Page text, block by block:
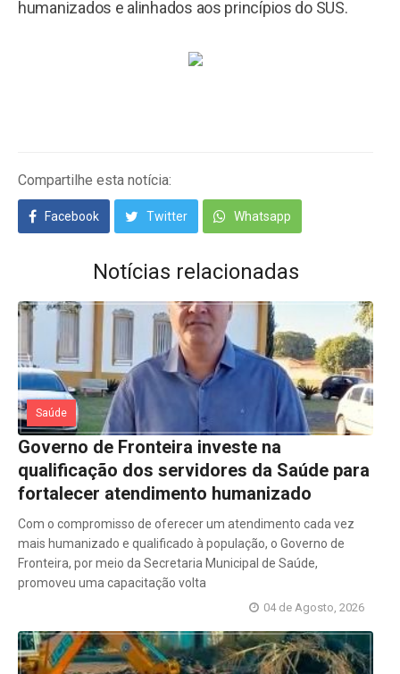
humanizados e alinhados aos princípios do SUS.
Compartilhe esta notícia:
Facebook Twitter Whatsapp
Notícias relacionadas
Saúde
Governo de Fronteira investe na
qualificação dos servidores da Saúde para
fortalecer atendimento humanizado
Com o compromisso de oferecer um atendimento cada vez
mais humanizado e qualificado à população, o Governo de
Fronteira, por meio da Secretaria Municipal de Saúde,
promoveu uma capacitação volta
04 de Agosto, 2026